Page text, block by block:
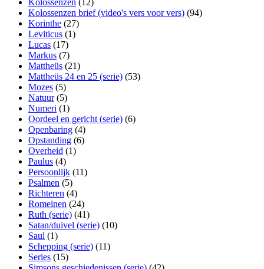
Kolossenzen (12)
Kolossenzen brief (video's vers voor vers) (94)
Korinthe (27)
Leviticus (1)
Lucas (17)
Markus (7)
Mattheüs (21)
Mattheüs 24 en 25 (serie) (53)
Mozes (5)
Natuur(5)
Numeri (1)
Oordeel en gericht (serie) (6)
Openbaring (4)
Opstanding (6)
Overheid (1)
Paulus (4)
Persoonlijk (11)
Psalmen (5)
Richteren (4)
Romeinen (24)
Ruth (serie) (41)
Satan/duivel (serie) (10)
Saul (1)
Schepping (serie) (11)
Series (15)